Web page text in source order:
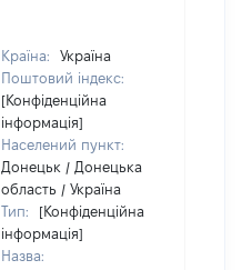
Країна:
Україна
Поштовий індекс:
[Конфіденційна
інформація]
Населений пункт:
Донецьк / Донецька
область / Україна
Тип:
[Конфіденційна
інформація]
Назва: